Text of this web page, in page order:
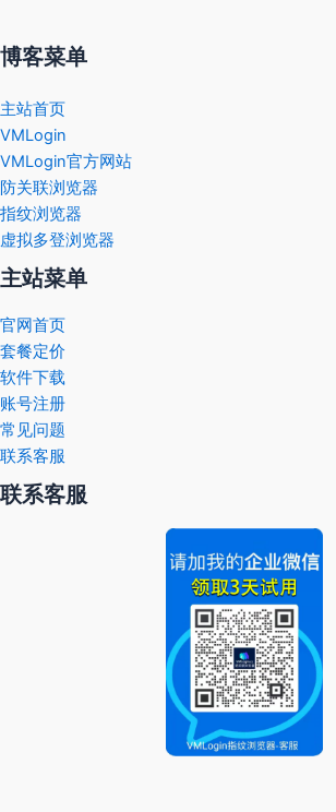
博客菜单
主站首页
VMLogin
VMLogin官方网站
防关联浏览器
指纹浏览器
虚拟多登浏览器
主站菜单
官网首页
套餐定价
软件下载
账号注册
常见问题
联系客服
联系客服